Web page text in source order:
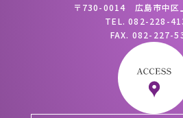
〒730-0014 広島市中区
TEL.082-228-
FAX. 082-227-